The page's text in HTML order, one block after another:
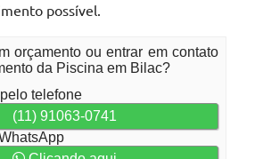
possível.
orçamento ou entrar em contato
da Piscina em Bilac?
telefone
(11) 91063-0741